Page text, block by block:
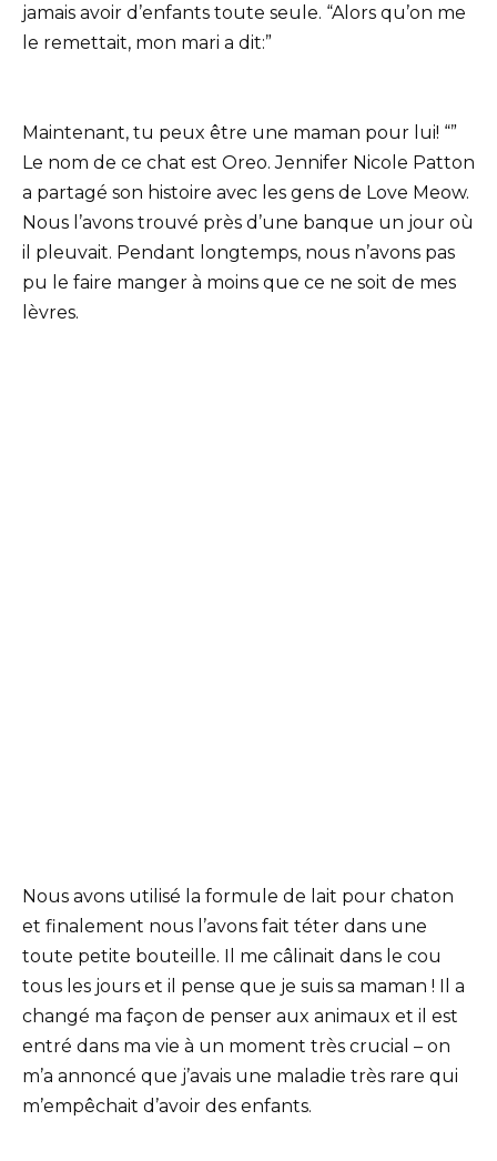
jamais avoir d’enfants toute seule. “Alors qu’on me
le remettait, mon mari a dit:”
Maintenant, tu peux être une maman pour lui! “”
Le nom de ce chat est Oreo. Jennifer Nicole Patton
a partagé son histoire avec les gens de Love Meow.
Nous l’avons trouvé près d’une banque un jour où
il pleuvait. Pendant longtemps, nous n’avons pas
pu le faire manger à moins que ce ne soit de mes
lèvres.
Nous avons utilisé la formule de lait pour chaton
et finalement nous l’avons fait téter dans une
toute petite bouteille. Il me câlinait dans le cou
tous les jours et il pense que je suis sa maman ! Il a
changé ma façon de penser aux animaux et il est
entré dans ma vie à un moment très crucial – on
m’a annoncé que j’avais une maladie très rare qui
m’empêchait d’avoir des enfants.